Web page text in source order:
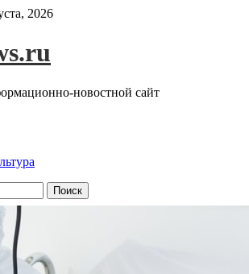
2026
новостной сайт